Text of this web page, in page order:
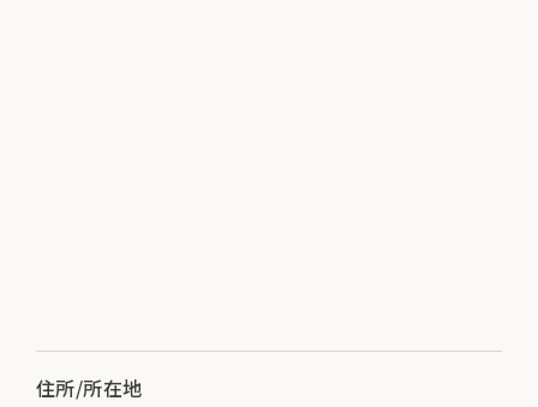
住所/所在地